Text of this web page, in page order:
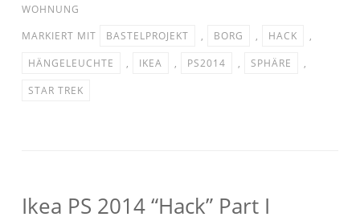
WOHNUNG
MARKIERT MIT
BASTELPROJEKT , BORG , HACK
,
HÄNGELEUCHTE
, IKEA , PS2014 , SPHÄRE
,
STAR TREK
Ikea PS 2014 “Hack” Part I